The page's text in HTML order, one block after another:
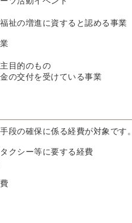
祉の増進に資すると認める事業
目的のもの
の交付を受けている事業
段の確保に係る経費が対象です。
クシー等に要する経費